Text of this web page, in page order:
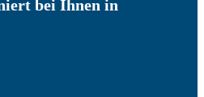
bei Ihnen in